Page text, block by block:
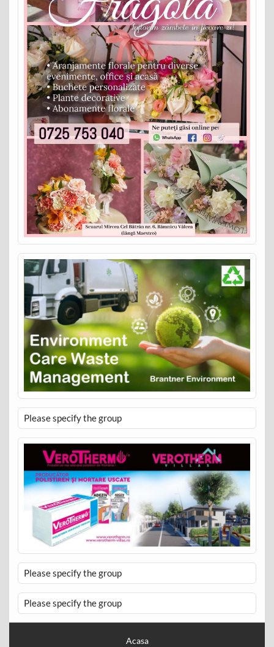
Please specify the group
Please specify the group
Please specify the group
Acasa